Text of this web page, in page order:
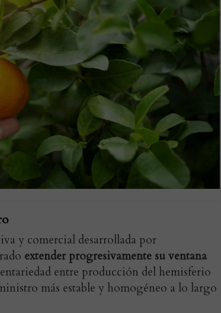
y comercial desarrollada por
extender progresivamente su ventana
entre producción del hemisferio
más estable y homogéneo a lo largo